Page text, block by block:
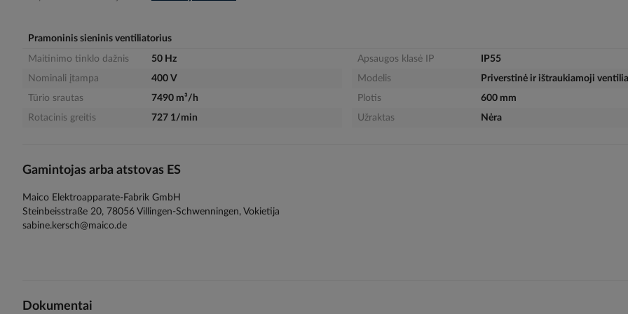
Pramoninis sieninis ventiliatorius
Maitinimo tinklo dažnis
50 Hz
Nominali įtampa
400 V
Tūrio srautas
7490 m³/h
Rotacinis greitis
727 1/min
Apsaugos klasė IP
IP55
Modelis
Priverstinė ir ištraukiamoji
Plotis
600 mm
Užraktas
Nėra
Gamintojas arba atstovas ES
Maico Elektroapparate-Fabrik GmbH
Steinbeisstraße 20, 78056 Villingen-Schwenningen, Vokietija
sabine.kersch@maico.de
Dokumentai